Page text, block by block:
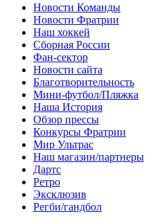
Новости Команды
Новости Фратрии
Наш хоккей
Сборная России
Фан-cектор
Новости сайта
Благотворительность
Мини-футбол/Пляжка
Наша История
Обзор прессы
Конкурсы Фратрии
Мир Ультрас
Наш магазин/партнеры
Дартс
Ретро
Эксклюзив
Регби/гандбол